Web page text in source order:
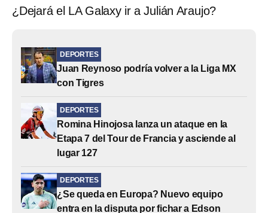
¿Dejará el LA Galaxy ir a Julián Araujo?
DEPORTES
Juan Reynoso podría volver a la Liga MX
con Tigres
DEPORTES
Romina Hinojosa lanza un ataque en la
Etapa 7 del Tour de Francia y asciende al
lugar 127
DEPORTES
¿Se queda en Europa? Nuevo equipo
entra en la disputa por fichar a Edson